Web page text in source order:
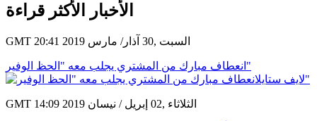
الأخبار الأكثر قراءة
GMT 20:41 2019 السبت ,30 آذار/ مارس
انعطاف مبارك من المشتري يجلب معه "الحظ الوفير"
GMT 14:09 2019 الثلاثاء ,02 إبريل / نيسان